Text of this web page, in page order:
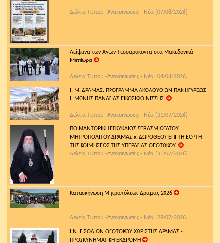
Δελτία Τύπου -Ἀνακοινώσεις - Νέα [07/08/2026]
Λείψανα των Αγίων Τεσσαράκοντα στα Μακεδονικά
Μετέωρα
Δελτία Τύπου -Ἀνακοινώσεις - Νέα [04/08/2026]
Ι. Μ. ΔΡΑΜΑΣ. ΠΡΟΓΡΑΜΜΑ ΑΚΟΛΟΥΘΙΩΝ ΠΑΝΗΓΥΡΕΩΣ
Ι. ΜΟΝΗΣ ΠΑΝΑΓΙΑΣ ΕΙΚΟΣΙΦΟΙΝΙΣΣΗΣ.
Δελτία Τύπου -Ἀνακοινώσεις - Νέα [31/07/2026]
ΠΟΙΜΑΝΤΟΡΙΚΗ ΕΓΚΥΚΛΙΟΣ ΣΕΒΑΣΜΙΩΤΑΤΟΥ
ΜΗΤΡΟΠΟΛΙΤΟΥ ΔΡΑΜΑΣ κ. ΔΩΡΟΘΕΟΥ ΕΠΙ ΤΗ ΕΟΡΤΗ
ΤΗΣ ΚΟΙΜΗΣΕΩΣ ΤΗΣ ΥΠΕΡΑΓΙΑΣ ΘΕΟΤΟΚΟΥ.
Δελτία Τύπου -Ἀνακοινώσεις - Νέα [31/07/2026]
Κατασκήνωση Μητροπόλεως Δράμας 2026
Δελτία Τύπου -Ἀνακοινώσεις - Νέα [29/07/2026]
Ι.Ν. ΕΙΣΟΔΙΩΝ ΘΕΟΤΟΚΟΥ ΧΩΡΙΣΤΗΣ ΔΡΑΜΑΣ -
ΠΡΟΣΚΥΝΗΜΑΤΙΚΗ ΕΚΔΡΟΜΗ